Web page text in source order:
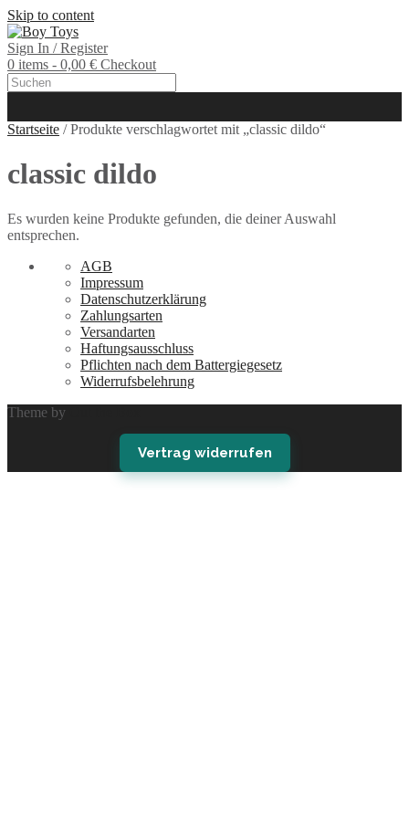
Skip to content
Sign In / Register
0 items - 0,00 € Checkout
Startseite / Produkte verschlagwortet mit „classic dildo“
classic dildo
Es wurden keine Produkte gefunden, die deiner Auswahl
entsprechen.
AGB
Impressum
Datenschutzerklärung
Zahlungsarten
Versandarten
Haftungsausschluss
Pflichten nach dem Battergiegesetz
Widerrufsbelehrung
Theme by
Vertrag widerrufen